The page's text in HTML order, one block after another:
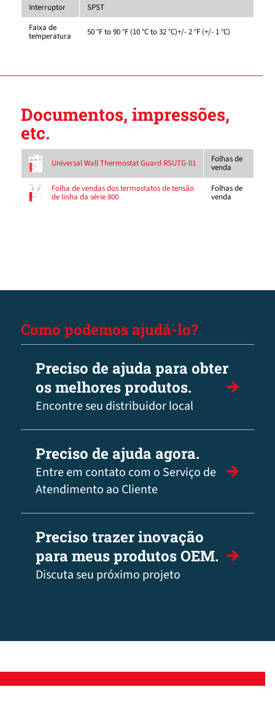
Interruptor
SPST
Faixa de
temperatura 50 °F to 90 °F (10 °C to 32 °C)+/- 2 °F (+/- 1 °C)
Documentos, impressões,
etc.
Universal Wall Thermostat Guard RSUTG-01 Folhas de
venda
Folha de vendas dos termostatos de tensão
de linha da série 800
Folhas de
venda
Como podemos ajudá-lo?
Preciso de ajuda para obter
os melhores produtos.
Encontre seu distribuidor local
Preciso de ajuda agora.
Entre em contato com o Serviço de
Atendimento ao Cliente
Preciso trazer inovação
para meus produtos OEM.
Discuta seu próximo projeto